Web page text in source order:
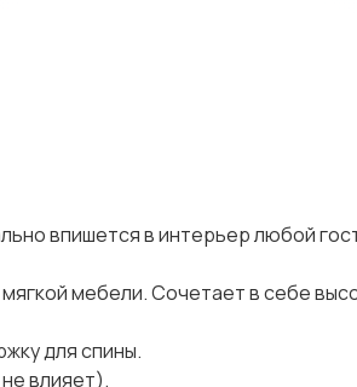
впишется в интерьер любой
мебели. Сочетает в себе
для спины.
влияет).